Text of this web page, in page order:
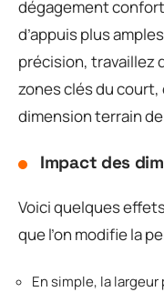
dégagement
d’appuis plus
précision, travaillez
zones clés du
dimension terrain
Impact des
Voici quelques
que l’on modifie la
En simple, la